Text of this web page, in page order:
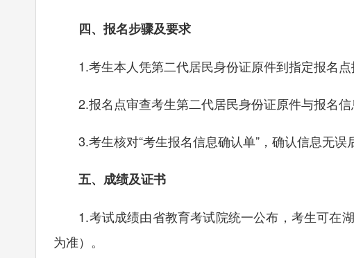
四、报名步骤及要求
1.考生本人凭第二代居民身份证原件到指定报名点
2.报名点审查考生第二代居民身份证原件与报名信
3.考生核对“考生报名信息确认单”，确认信息无误
五、成绩及证书
1.考试成绩由省教育考试院统一公布，考生可在
为准）。